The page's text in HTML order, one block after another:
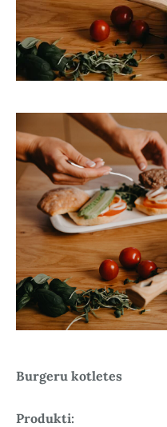
Burgeru kotletes
Produkti: